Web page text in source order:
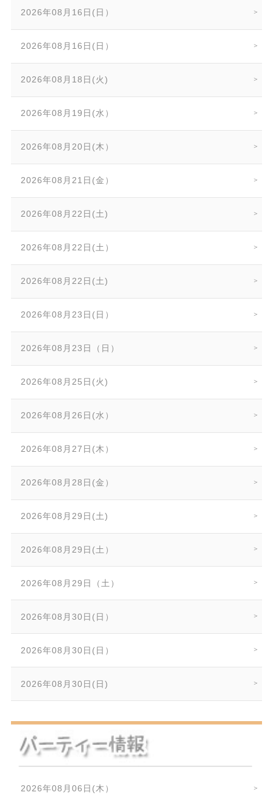
2026年08月16日(日）
2026年08月16日(日）
2026年08月18日(火)
2026年08月19日(水）
2026年08月20日(木）
2026年08月21日(金）
2026年08月22日(土)
2026年08月22日(土）
2026年08月22日(土)
2026年08月23日(日）
2026年08月23日（日）
2026年08月25日(火)
2026年08月26日(水）
2026年08月27日(木）
2026年08月28日(金）
2026年08月29日(土)
2026年08月29日(土）
2026年08月29日（土）
2026年08月30日(日）
2026年08月30日(日）
2026年08月30日(日)
2026年08月06日(木）